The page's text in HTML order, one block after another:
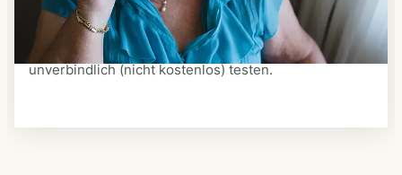
Ein Kurier liefert Ihnen das bestellte Essen zum
vereinbarten Zeitpunkt nach Hause. Bei vielen
Anbietern können Sie Essen auf Rädern auch
unverbindlich (nicht kostenlos) testen.